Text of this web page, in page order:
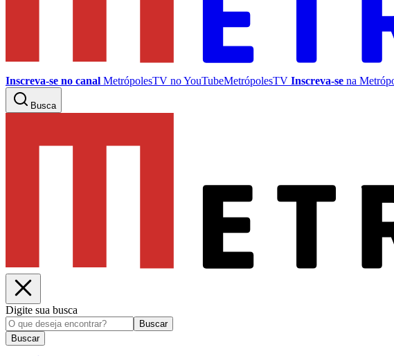
Inscreva-se no canal MetrópolesTV noYouTubeMetrópolesTV Inscreva-se na
Busca
Digite sua busca
Buscar
Buscar